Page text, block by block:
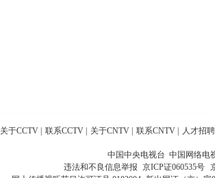
关于CCTV 联系CCTV 关于CNTV 联系CNTV 人才招聘
中国中央电视台 中国网络电
违法和不良信息举报 京ICP证060535号